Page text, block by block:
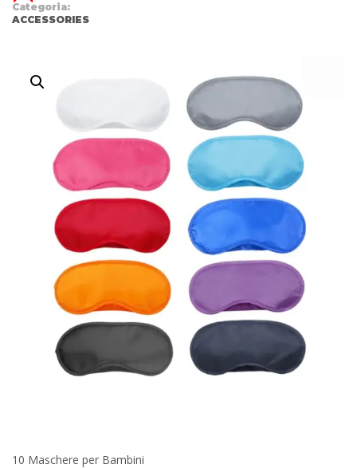
Categoria:
ACCESSORIES
10 Maschere per Bambini